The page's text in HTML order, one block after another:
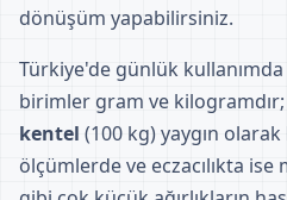
dönüşüm yapabilirsiniz.
Türkiye'de günlük kullanımda
birimler gram ve kilogramdır;
kentel (100 kg) yaygın olarak
ölçümlerde ve eczacılıkta